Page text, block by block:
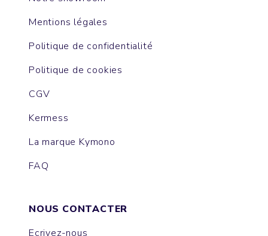
Mentions légales
Politique de confidentialité
Politique de cookies
CGV
Kermess
La marque Kymono
FAQ
NOUS CONTACTER
Ecrivez-nous